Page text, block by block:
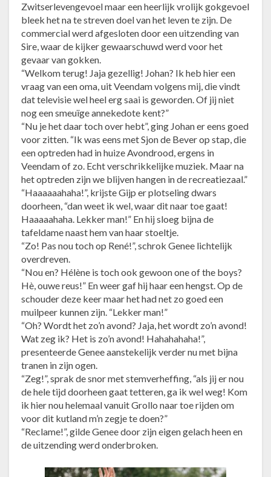
Zwitserlevengevoel maar een heerlijk vrolijk gokgevoel
bleek het na te streven doel van het leven te zijn. De
commercial werd afgesloten door een uitzending van
Sire, waar de kijker gewaarschuwd werd voor het
gevaar van gokken.
“Welkom terug! Jaja gezellig! Johan? Ik heb hier een
vraag van een oma, uit Veendam volgens mij, die vindt
dat televisie wel heel erg saai is geworden. Of jij niet
nog een smeuïge annekedote kent?”
“Nu je het daar toch over hebt”, ging Johan er eens goed
voor zitten. “Ik was eens met Sjon de Bever op stap, die
een optreden had in huize Avondrood, ergens in
Veendam of zo. Echt verschrikkelijke muziek. Maar na
het optreden zijn we blijven hangen in de recreatiezaal.”
“Haaaaaahaha!”, krijste Gijp er plotseling dwars
doorheen, “dan weet ik wel, waar dit naar toe gaat!
Haaaaahaha. Lekker man!” En hij sloeg bijna de
tafeldame naast hem van haar stoeltje.
“Zo! Pas nou toch op René!”, schrok Genee lichtelijk
overdreven.
“Nou en? Hélène is toch ook gewoon one of the boys?
Hè, ouwe reus!” En weer gaf hij haar een hengst. Op de
schouder deze keer maar het had net zo goed een
muilpeer kunnen zijn. “Lekker man!”
“Oh? Wordt het zo’n avond? Jaja, het wordt zo’n avond!
Wat zeg ik? Het is zo’n avond! Hahahahaha!”,
presenteerde Genee aanstekelijk verder nu met bijna
tranen in zijn ogen.
“Zeg!”, sprak de snor met stemverheffing, “als jij er nou
de hele tijd doorheen gaat tetteren, ga ik wel weg! Kom
ik hier nou helemaal vanuit Grollo naar toe rijden om
voor dit kutland m’n zegje te doen?”
“Reclame!”, gilde Genee door zijn eigen gelach heen en
de uitzending werd onderbroken.